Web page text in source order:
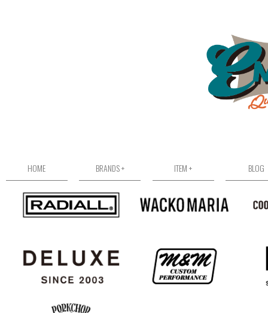
HOME BRANDS + ITEM + BLOG